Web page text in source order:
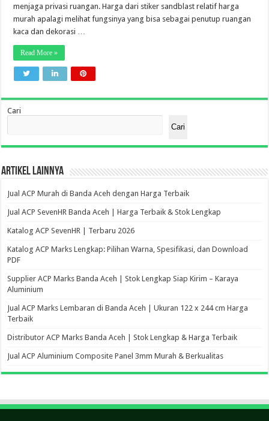
menjaga privasi ruangan. Harga dari stiker sandblast relatif harga
murah apalagi melihat fungsinya yang bisa sebagai penutup ruangan
kaca dan dekorasi …
Read More »
Cari
Cari
Artikel Lainnya
Jual ACP Murah di Banda Aceh dengan Harga Terbaik
Jual ACP SevenHR Banda Aceh | Harga Terbaik & Stok Lengkap
Katalog ACP SevenHR | Terbaru 2026
Katalog ACP Marks Lengkap: Pilihan Warna, Spesifikasi, dan Download
PDF
Supplier ACP Marks Banda Aceh | Stok Lengkap Siap Kirim – Karaya
Aluminium
Jual ACP Marks Lembaran di Banda Aceh | Ukuran 122 x 244 cm Harga
Terbaik
Distributor ACP Marks Banda Aceh | Stok Lengkap & Harga Terbaik
Jual ACP Aluminium Composite Panel 3mm Murah & Berkualitas